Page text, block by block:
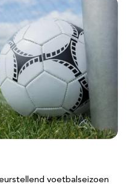
voetbalseizoen